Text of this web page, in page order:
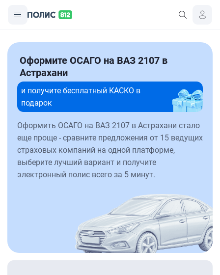
Оформите ОСАГО на ВАЗ 2107 в
Астрахани
и получите бесплатный КАСКО в
подарок
Оформить ОСАГО на ВАЗ 2107 в Астрахани стало
еще проще - сравните предложения от 15 ведущих
страховых компаний на одной платформе,
выберите лучший вариант и получите
электронный полис всего за 5 минут.